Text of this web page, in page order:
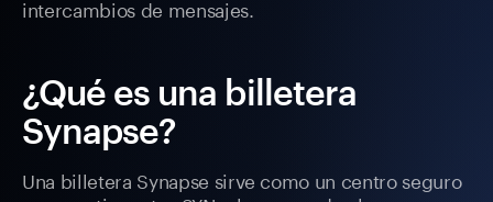
intercambios de mensajes.
¿Qué es una billetera
Synapse?
Una billetera Synapse sirve como un centro seguro